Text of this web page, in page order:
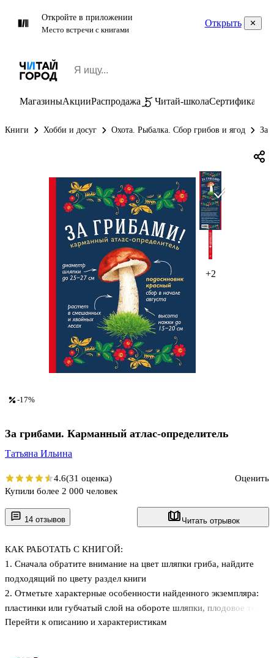
Откройте в приложении
Место встречи с книгами
Открыть
МагазиныАкцииРаспродажа Читай-школаСертификаты
Книги Хобби и досуг Охота. Рыбалка. Сбор грибов и ягод За
+2
14 отзывов Читать отрывок
КАК РАБОТАТЬ С КНИГОЙ:
1. Сначала обратите внимание на цвет шляпки гриба, найдите
подходящий по цвету раздел книги
2. Отметьте характерные особенности найденного экземпляра:
пластинки или губчатый слой на обороте шляпки, плодовое тело,
кольцо на ножке – подробные характерные признаки отражены в
Перейти к описанию и характеристикам
-17%
За грибами. Карманный атлас-определитель
Татьяна Ильина
4.6(31 оценка)
Оценить
Купили более 2 000 человек